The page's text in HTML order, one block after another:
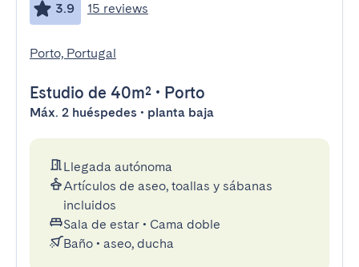
3.9 15 reviews
Porto, Portugal
Estudio de 40m² • Porto
Máx. 2 huéspedes • planta baja
Llegada autónoma
Artículos de aseo, toallas y sábanas
incluidos
Sala de estar • Cama doble
Baño • aseo, ducha